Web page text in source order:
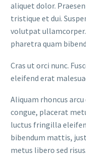
aliquet dolor.
tristique et dui.
volutpat
pharetra quam
Cras ut orci nunc.
eleifend erat
Aliquam rhoncus
congue, placerat
luctus fringilla
bibendum mattis,
metus libero sed